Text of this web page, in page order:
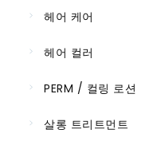
헤어 케어
헤어 컬러
PERM / 컬링 로션
살롱 트리트먼트